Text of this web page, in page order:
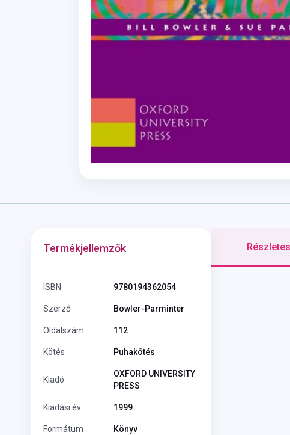
Termékjellemzők
ISBN 9780194362054
Szerző Bowler-Parminter
Oldalszám 112
Kötés Puhakötés
Kiadó
OXFORD UNIVERSITY
PRESS
Kiadási év 1999
Formátum Könyv